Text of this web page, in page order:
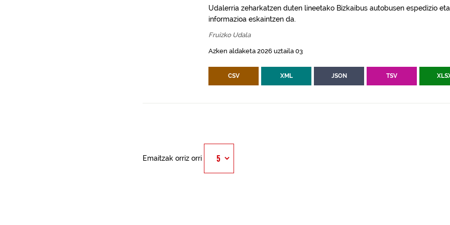
Udalerria zeharkatzen duten lineetako Bizkaibus autobusen espedizio
informazioa eskaintzen da.
Fruizko Udala
Azken aldaketa 2026 uztaila 03
CSV XML JSON TSV
Emaitzak orriz orri